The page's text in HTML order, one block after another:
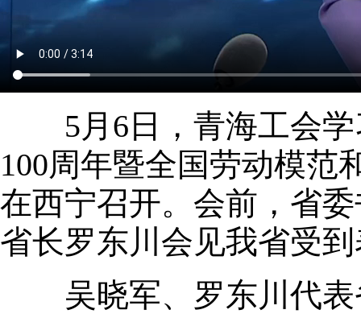
5月6日，青海工会学
100周年暨全国劳动模范
在西宁召开。会前，省
省长罗东川会见我省受
吴晓军、罗东川代表